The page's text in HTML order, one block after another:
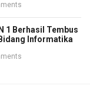
1 Berhasil Tembus
Informatika